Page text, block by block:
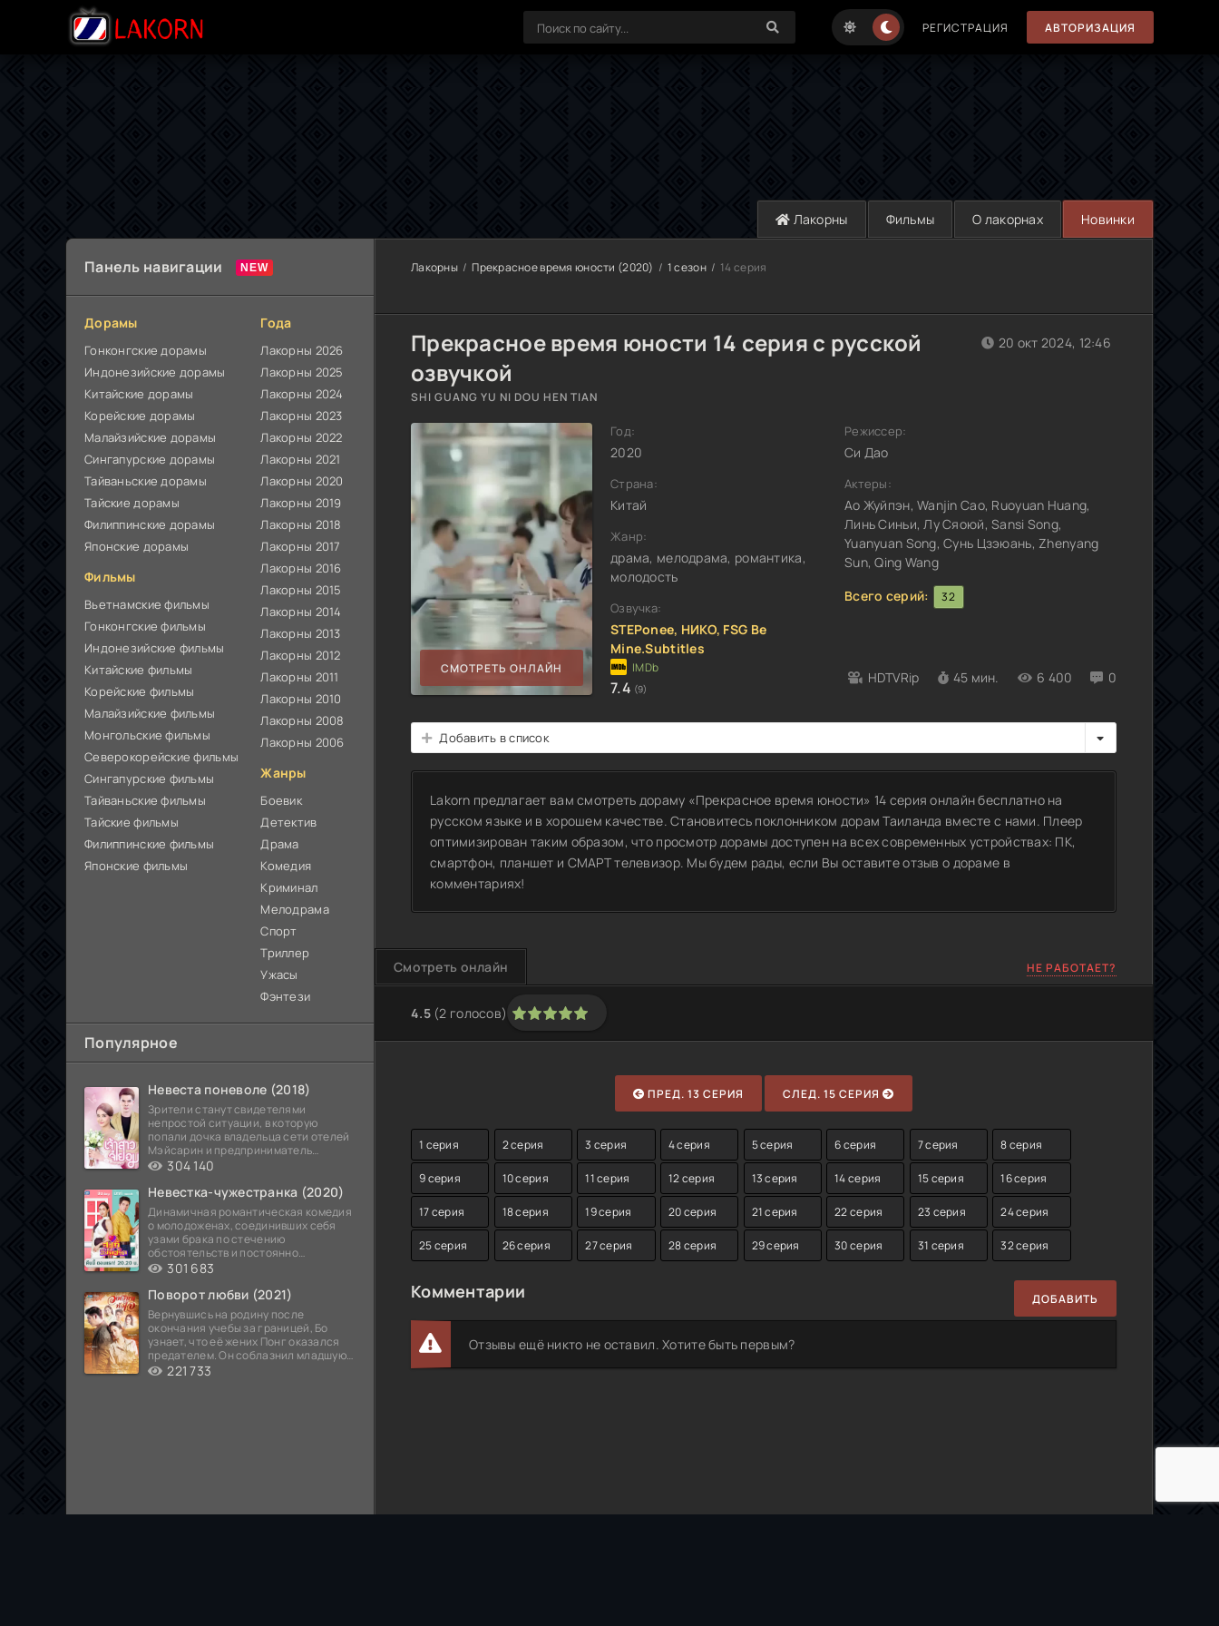
РЕГИСТРАЦИЯ АВТОРИЗАЦИЯ
Лакорны Фильмы О лакорнах Новинки
Панель навигации
Дорамы
Гонконгские дорамы
Индонезийские дорамы
Китайские дорамы
Корейские дорамы
Малайзийские дорамы
Сингапурские дорамы
Тайваньские дорамы
Тайские дорамы
Филиппинские дорамы
Японские дорамы
Фильмы
Вьетнамские фильмы
Гонконгские фильмы
Индонезийские фильмы
Китайские фильмы
Корейские фильмы
Малайзийские фильмы
Монгольские фильмы
Северокорейские фильмы
Сингапурские фильмы
Тайваньские фильмы
Тайские фильмы
Филиппинские фильмы
Японские фильмы
Года
Лакорны 2026
Лакорны 2025
Лакорны 2024
Лакорны 2023
Лакорны 2022
Лакорны 2021
Лакорны 2020
Лакорны 2019
Лакорны 2018
Лакорны 2017
Лакорны 2016
Лакорны 2015
Лакорны 2014
Лакорны 2013
Лакорны 2012
Лакорны 2011
Лакорны 2010
Лакорны 2008
Лакорны 2006
Жанры
Боевик
Детектив
Драма
Комедия
Криминал
Мелодрама
Спорт
Триллер
Ужасы
Фэнтези
Популярное
Невеста поневоле (2018)
Зрители станут свидетелями
непростой ситуации, в которую
попали дочка владельца сети отелей
Мэйсарин и предприниматель
Кетдэн. Обоих главных героев
304 140
Невестка-чужестранка (2020)
Динамичная романтическая комедия
о молодоженах, соединивших себя
узами брака по стечению
обстоятельств и постоянно
попадающих в курьезные ситуации...
301 683
Поворот любви (2021)
Вернувшись на родину после
окончания учебы за границей, Бо
узнает, что её жених Понг оказался
предателем. Он соблазнил младшую
сестру хозяина
221 733
Лакорны Прекрасное время юности (2020) 1 сезон 14 серия
Прекрасное время юности 14 серия с русской
озвучкой
SHI GUANG YU NI DOU HEN TIAN
СМОТРЕТЬ ОНЛАЙН
Год:
2020
Страна:
Китай
Жанр:
драма, мелодрама, романтика,
молодость
Озвучка:
STEPonee, НИКО, FSG Be
Mine.Subtitles
7.4 (9)
HDTVRip 45 мин. 6 400 0
20 окт 2024, 12:46
Режиссер:
Си Дао
Актеры:
Ао Жуйпэн, Wanjin Cao, Ruoyuan Huang,
Линь Синьи, Лу Сяоюй, Sansi Song,
Yuanyuan Song, Сунь Цзэюань, Zhenyang
Sun, Qing Wang
Всего серий:
32
Добавить в список
Lakorn предлагает вам смотреть дораму «Прекрасное время юности» 14 серия онлайн бесплатно на
русском языке и в хорошем качестве. Становитесь поклонником дорам Таиланда вместе с нами. Плеер
оптимизирован таким образом, что просмотр дорамы доступен на всех современных устройствах: ПК,
смартфон, планшет и СМАРТ телевизор. Мы будем рады, если Вы оставите отзыв о дораме в
комментариях!
Смотреть онлайн НЕ РАБОТАЕТ?
4.5(2 голосов)
1 2 3 4 5
ПРЕД. 13 СЕРИЯ СЛЕД. 15 СЕРИЯ
1 серия 2 серия 3 серия 4 серия 5 серия 6 серия 7 серия 8 серия
9 серия 10 серия 11 серия 12 серия 13 серия 14 серия 15 серия 16 серия
17 серия 18 серия 19 серия 20 серия 21 серия 22 серия 23 серия 24 серия
25 серия 26 серия 27 серия 28 серия 29 серия 30 серия 31 серия 32 серия
Комментарии ДОБАВИТЬ
Отзывы ещё никто не оставил. Хотите быть первым?